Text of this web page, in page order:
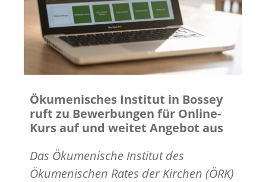
Ökumenisches Institut in Bossey
ruft zu Bewerbungen für Online-
Kurs auf und weitet Angebot aus
Das Ökumenische Institut des
Ökumenischen Rates der Kirchen (ÖRK)